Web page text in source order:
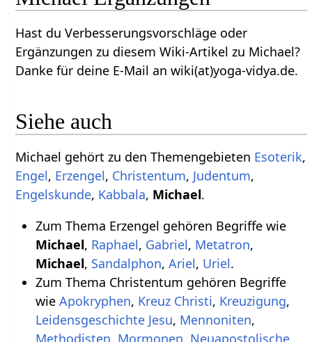
Hast du Verbesserungsvorschläge oder
Ergänzungen zu diesem Wiki-Artikel zu Michael?
Danke für deine E-Mail an wiki(at)yoga-vidya.de.
Siehe auch
Michael gehört zu den Themengebieten Esoterik,
Engel, Erzengel, Christentum, Judentum,
Engelskunde, Kabbala, Michael.
Zum Thema Erzengel gehören Begriffe wie
Michael, Raphael, Gabriel, Metatron,
Michael, Sandalphon, Ariel, Uriel.
Zum Thema Christentum gehören Begriffe
wie Apokryphen, Kreuz Christi, Kreuzigung,
Leidensgeschichte Jesu, Mennoniten,
Methodisten, Mormonen, Neuapostolische